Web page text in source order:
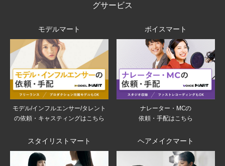
グサービス
モデルマート
モデル/インフルエンサー/タレント
の依頼・キャスティングはこちら
ボイスマート
ナレーター・MCの
依頼・手配はこちら
スタイリストマート ヘアメイクマート